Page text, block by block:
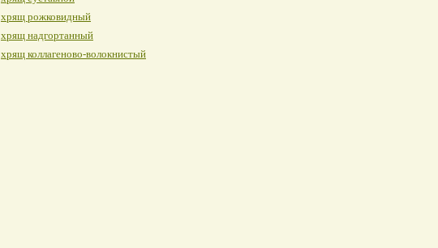
хрящ рожковидный
хрящ надгортанный
хрящ коллагеново-волокнистый